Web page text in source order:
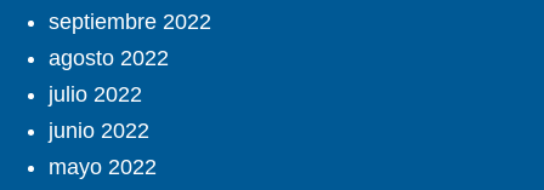
septiembre 2022
agosto 2022
julio 2022
junio 2022
mayo 2022